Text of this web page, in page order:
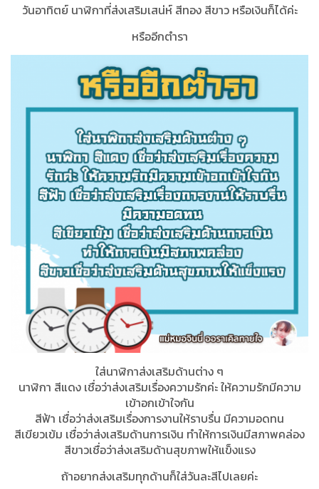
วันอาทิตย์ นาฬิกาที่ส่งเสริมเสน่ห์ สีทอง สีขาว หรือเงินก็ได้ค่ะ
หรืออีกตำรา
ใส่นาฬิกาส่งเสริมด้านต่าง ๆ
นาฬิกา สีแดง เชื่อว่าส่งเสริมเรื่องความรักค่ะ ให้ความรักมีความ
เข้าอกเข้าใจกัน
สีฟ้า เชื่อว่าส่งเสริมเรื่องการงานให้ราบรื่น มีความอดทน
สีเขียวเข้ม เชื่อว่าส่งเสริมด้านการเงิน ทำให้การเงินมีสภาพคล่อง
สีขาวเชื่อว่าส่งเสริมด้านสุขภาพให้แข็งแรง
ถ้าอยากส่งเสริมทุกด้านก็ใส่วันละสีไปเลยค่ะ